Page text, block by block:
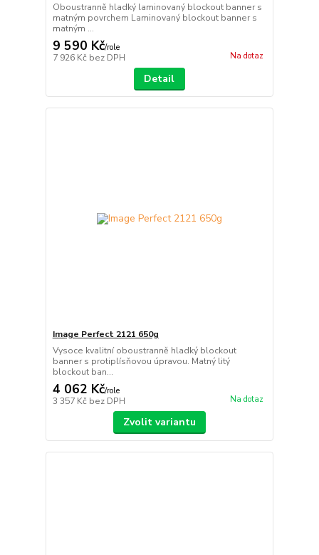
Oboustranně hladký laminovaný blockout banner s
matným povrchem Laminovaný blockout banner s
matným ...
9 590 Kč/role
7 926 Kč bez DPH Na dotaz
Detail
Image Perfect 2121 650g
Vysoce kvalitní oboustranně hladký blockout
banner s protiplísňovou úpravou. Matný litý
blockout ban...
4 062 Kč/role
3 357 Kč bez DPH Na dotaz
Zvolit variantu